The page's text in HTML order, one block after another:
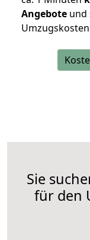
Angebote und
Sie
für den